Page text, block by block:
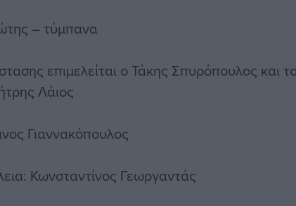
– τύμπανα
επιμελείται ο Τάκης Σπυρόπουλος και
Λάιος
Γιαννακόπουλος
Κωνσταντίνος Γεωργαντάς